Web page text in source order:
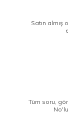
Satın
Tüm soru,